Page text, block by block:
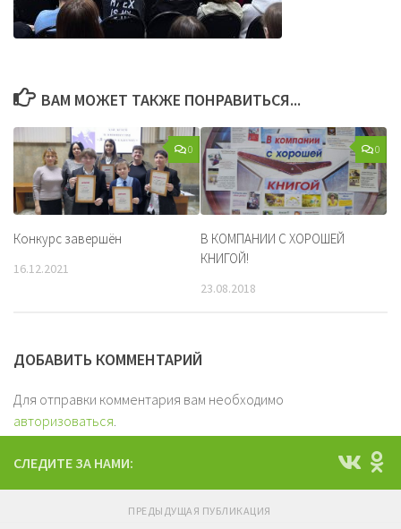
ВАМ МОЖЕТ ТАКЖЕ ПОНРАВИТЬСЯ...
0
Конкурс завершён
16.12.2021
0
В КОМПАНИИ С ХОРОШЕЙ
КНИГОЙ!
23.08.2018
ДОБАВИТЬ КОММЕНТАРИЙ
Для отправки комментария вам необходимо
авторизоваться.
СЛЕДИТЕ ЗА НАМИ:
ПРЕДЫДУЩАЯ ПУБЛИКАЦИЯ